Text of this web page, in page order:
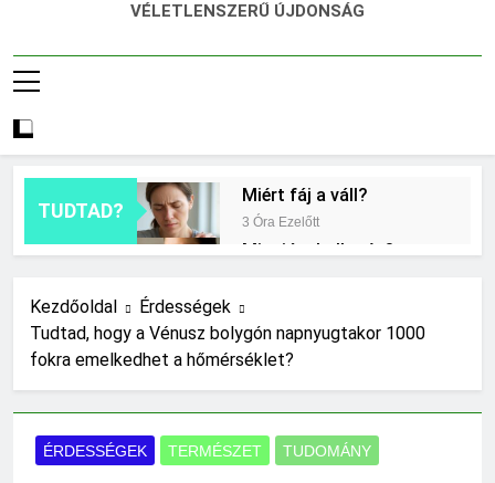
VÉLETLENSZERŰ ÚJDONSÁG
TUDTAD?
Miért fáj a váll?
3 Óra Ezelőtt
Mire jó a kollagén?
Mennyi a végkielégítés?
19 Óra Ezelőtt
Mit jelent a magas
1 Nap Ezelőtt
Mikor kell tetőt
cserélni?
Kezdőoldal
Érdességek
Tudtad, hogy a Vénusz bolygón napnyugtakor 1000
fokra emelkedhet a hőmérséklet?
ÉRDESSÉGEK TERMÉSZET TUDOMÁNY